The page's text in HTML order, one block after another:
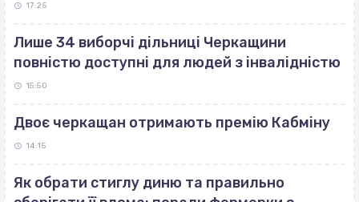
17:25
Лише 34 виборчі дільниці Черкащини
повністю доступні для людей з інвалідністю
15:50
Двоє черкащан отримають премію Кабміну
14:15
Як обрати стиглу диню та правильно